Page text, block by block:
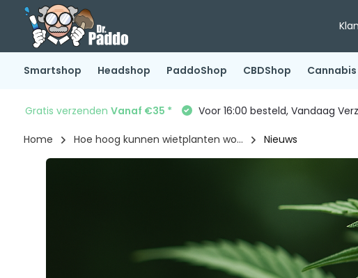
Smartshop Headshop PaddoShop CBDShop
Gratis verzenden Vanaf €35 * Voor 16:00 besteld, Vandaag
Home Hoe hoog kunnen wietplanten wo... Nieuws